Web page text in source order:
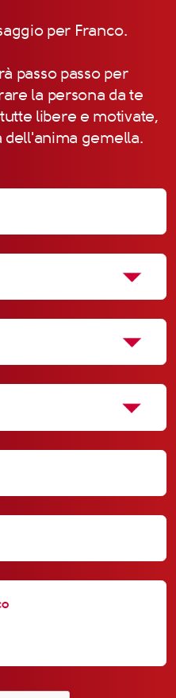
per Franco.
passo passo per
la persona da te
libere e motivate,
gemella.